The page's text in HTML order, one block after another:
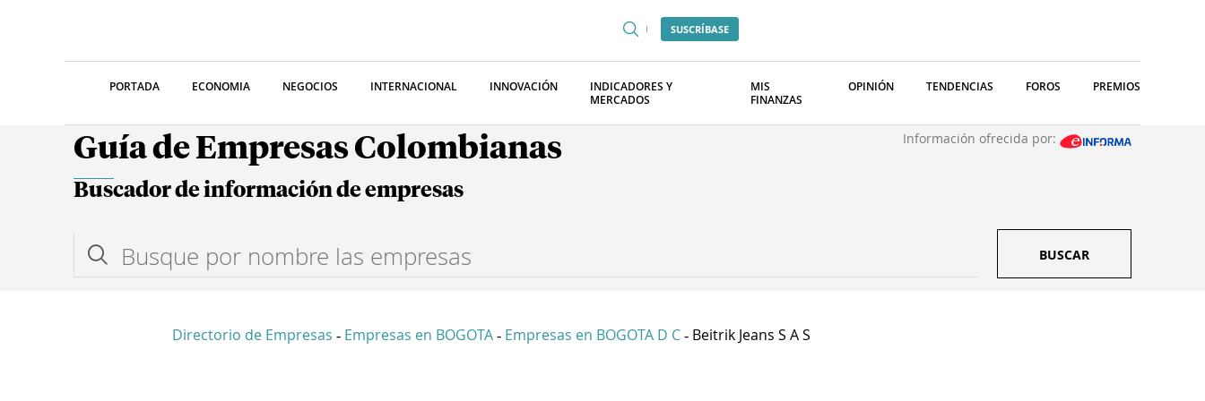
SUSCRÍBASE
PORTADA ECONOMIA NEGOCIOS INTERNACIONAL INNOVACIÓN
INDICADORES Y
MERCADOS
MIS
FINANZAS
OPINIÓN TENDENCIAS FOROS PREMIOS
Guía de Empresas Colombianas Información ofrecida por:
Buscador de información de empresas
BUSCAR
Directorio de Empresas - Empresas en BOGOTA - Empresas en BOGOTA D C - Beitrik Jeans S A S